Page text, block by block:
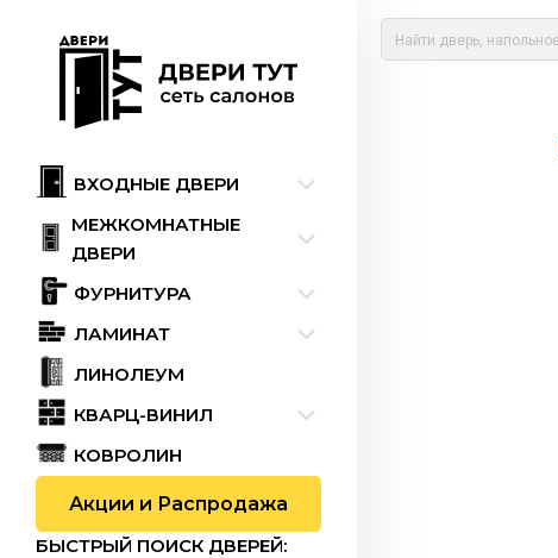
ВХОДНЫЕ ДВЕРИ
МЕЖКОМНАТНЫЕ
ДВЕРИ
ФУРНИТУРА
ЛАМИНАТ
ЛИНОЛЕУМ
КВАРЦ-ВИНИЛ
КОВРОЛИН
Акции и Распродажа
БЫСТРЫЙ ПОИСК ДВЕРЕЙ: